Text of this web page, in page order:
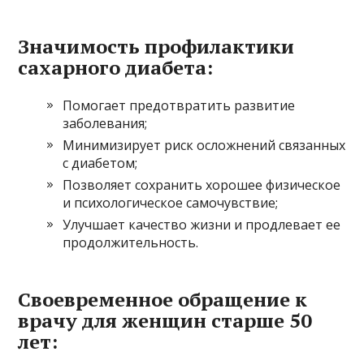
Значимость профилактики
сахарного диабета:
Помогает предотвратить развитие
заболевания;
Минимизирует риск осложнений связанных
с диабетом;
Позволяет сохранить хорошее физическое
и психологическое самочувствие;
Улучшает качество жизни и продлевает ее
продолжительность.
Своевременное обращение к
врачу для женщин старше 50
лет: